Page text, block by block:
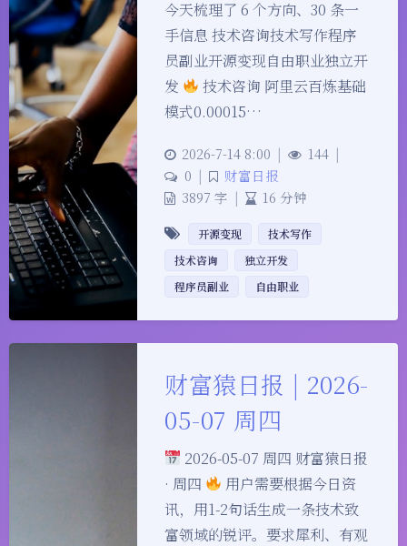
今天梳理了 6 个方向、30 条一
手信息 技术咨询技术写作程序
员副业开源变现自由职业独立开
发
技术咨询 阿里云百炼基础
模式0.00015…
2026-7-14 8:00 | 144 |
0 |
财富日报
3897 字 | 16 分钟
开源变现
技术写作
技术咨询
独立开发
程序员副业
自由职业
财富猿日报 | 2026-
05-07 周四
2026-05-07 周四 财富猿日报
· 周四
用户需要根据今日资
讯，用1-2句话生成一条技术致
富领域的锐评。要求犀利、有观